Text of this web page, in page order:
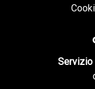
Servizio